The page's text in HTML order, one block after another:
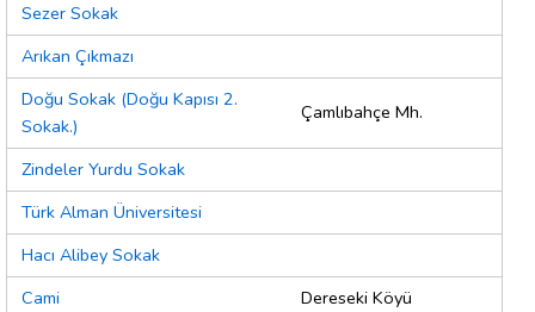
Sezer Sokak
Arıkan Çıkmazı
Doğu Sokak (Doğu Kapısı 2.
Sokak.)
Çamlıbahçe Mh.
Zindeler Yurdu Sokak
Türk Alman Üniversitesi
Hacı Alibey Sokak
Cami
Dereseki Köyü